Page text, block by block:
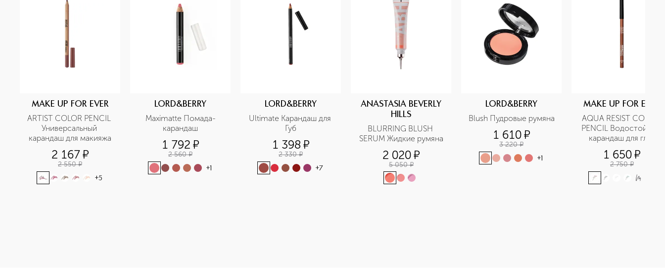
MAKE UP FOR EVER
ARTIST COLOR PENCIL
Универсальный
карандаш для макияжа
2 167¤
2 550 ¤
+5
LORD&BERRY
Maximatte Помада-
карандаш
1 792 ¤
2 560 ¤
+1
LORD&BERRY
Ultimate Карандаш для
Губ
1 398 ¤
2 330 ¤
+7
ANASTASIA BEVERLY
HILLS
BLURRING BLUSH
SERUM Жидкие румяна
2 020¤
5 050 ¤
LORD&BERRY
Blush Пудровые румяна
1 610¤
3 220 ¤
+1
MAKE UP FOR EVER
AQUA RESIST COLOR
PENCIL Водостойкий
карандаш для глаз
1 650¤
2 750 ¤